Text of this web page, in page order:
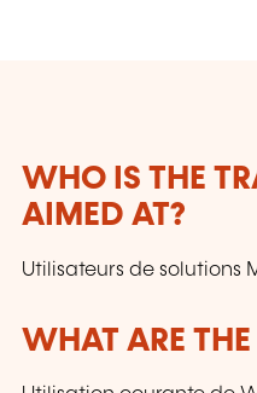
catalogue includes
teaching experience.
are adapted to the
customers and to the
WHO IS THE
AIMED AT?
Utilisateurs de solutions
WHAT ARE THE